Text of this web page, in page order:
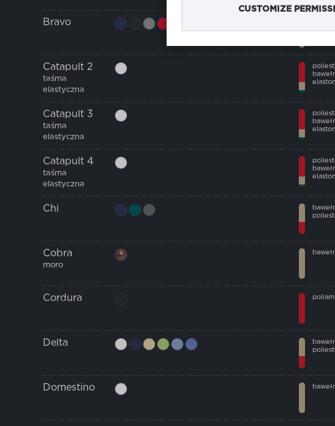
CUSTOMIZE
Bravo
Catapult 2
taśma
elastyczna
Catapult 3
taśma
elastyczna
Catapult 4
taśma
elastyczna
Chi
Cobra
moro
Cordura
Delta
Domestino